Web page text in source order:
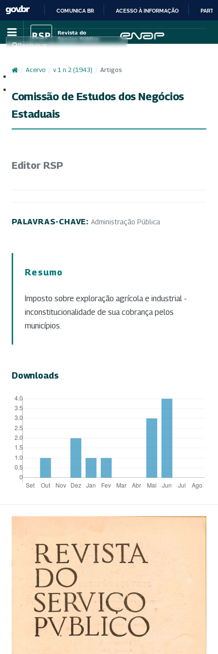
IR
PARA
CONTEÚDO
COMUNICA BR ACESSO À INFORMAÇÃO
Pesquisar
/ Acervo / v. 1 n. 2 (1943) / Artigos
Comissão de Estudos dos Negócios
Estaduais
Editor RSP
PALAVRAS-CHAVE: Administração Pública
Resumo
Imposto sobre exploração agrícola e industrial -
inconstitucionalidade de sua cobrança pelos
municípios.
Downloads